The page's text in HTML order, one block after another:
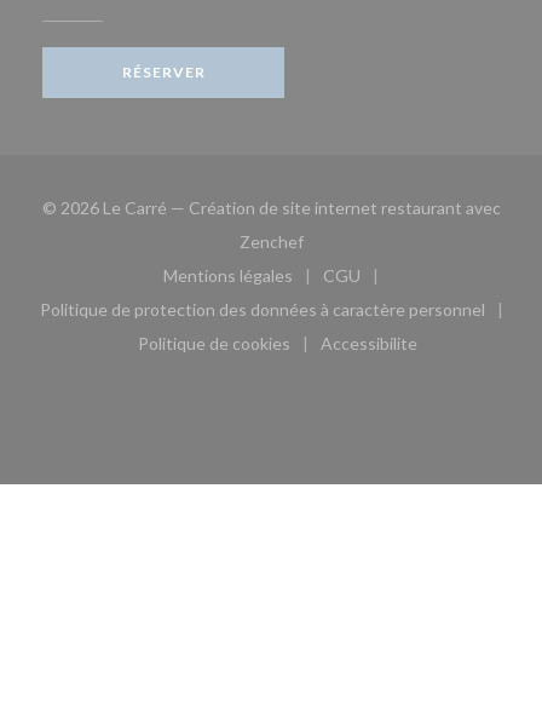
RÉSERVER
© 2026 Le Carré — Création de site internet restaurant avec
Zenchef((ouvre une nouvelle fenêtre))
Mentions légales
((ouvre une nouvelle fenêtre))
CGU
((ouvre une nouvelle
Politique de protection des données à caractère personnel
((ouvre une nouvelle fenêtre))
Politique de cookies
((ouvre une nouvelle fenêtre))
Accessibilite